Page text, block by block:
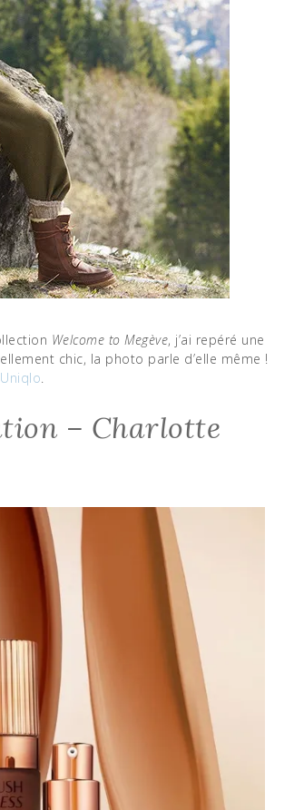
Welcome to Megève, j’ai repéré une
chic, la photo parle d’elle même !
Uniqlo.
– Charlotte